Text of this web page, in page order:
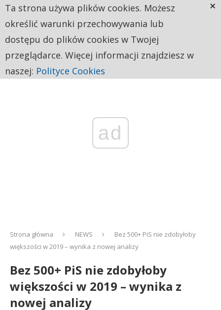
ad
Strona główna NEWS
Bez 500+ PiS nie zdobyłoby
większości w 2019 – wynika z nowej analizy
Bez 500+ PiS nie zdobyłoby
większości w 2019 – wynika z
nowej analizy
Ta strona używa plików cookies. Możesz
określić warunki przechowywania lub
dostępu do plików cookies w Twojej
przeglądarce. Więcej informacji znajdziesz w
naszej: Polityce Cookies
×